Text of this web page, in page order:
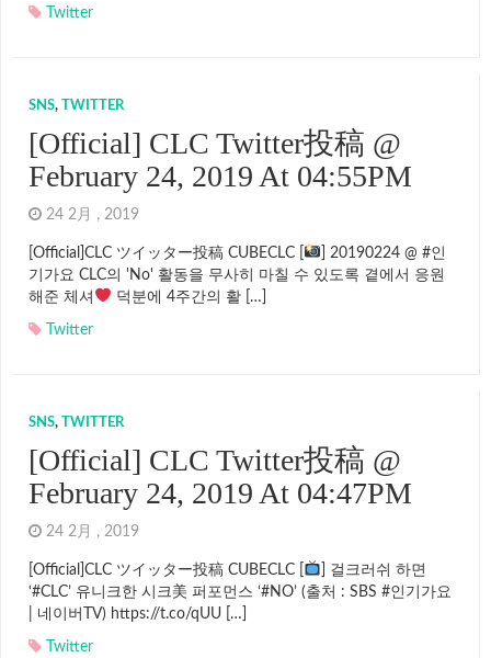
Twitter
SNS, TWITTER
[Official] CLC Twitter投稿 @
February 24, 2019 At 04:55PM
24 2月 , 2019
[Official]CLC ツイッター投稿 CUBECLC [
] 20190224 @ #인
기가요 CLC의 'No' 활동을 무사히 마칠 수 있도록 곁에서 응원
해준 체셔
덕분에 4주간의 활 […]
Twitter
SNS, TWITTER
[Official] CLC Twitter投稿 @
February 24, 2019 At 04:47PM
24 2月 , 2019
[Official]CLC ツイッター投稿 CUBECLC [
] 걸크러쉬 하면
‘#CLC’ 유니크한 시크美 퍼포먼스 ‘#NO’ (출처 : SBS #인기가요
| 네이버TV) https://t.co/qUU […]
Twitter